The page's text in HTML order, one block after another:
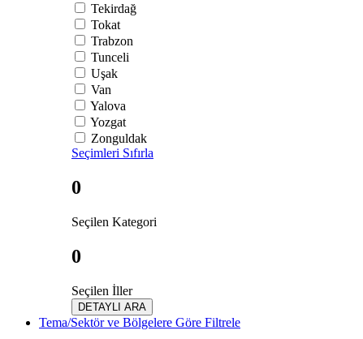
Tekirdağ
Tokat
Trabzon
Tunceli
Uşak
Van
Yalova
Yozgat
Zonguldak
Seçimleri Sıfırla
0
Seçilen Kategori
0
Seçilen İller
DETAYLI ARA
Tema/Sektör ve Bölgelere Göre Filtrele